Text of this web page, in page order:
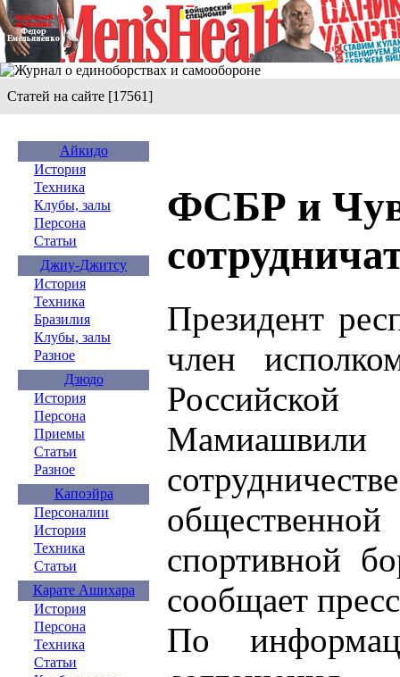
Статей на сайте [17561]
Айкидо
История
Техника
Клубы, залы
Персона
Статьи
Джиу-Джитсу
История
Техника
Бразилия
Клубы, залы
Разное
Дзюдо
История
Персона
Приемы
Статьи
Разное
Капоэйра
Персоналии
История
Техника
Статьи
Карате Ашихара
История
Персона
Техника
Статьи
ФСБР и
Президент
член
Мамиашвили
спортивной
сообщает
По